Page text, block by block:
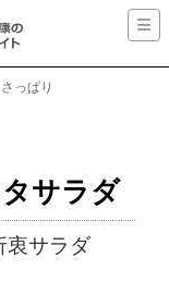
っぱり
サラダ
衷サラダ